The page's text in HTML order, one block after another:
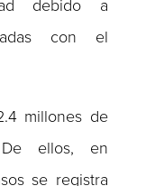
debido a
con el
millones de
ellos, en
se registra